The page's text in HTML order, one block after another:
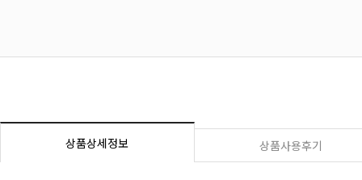
상품상세정보 상품사용후기